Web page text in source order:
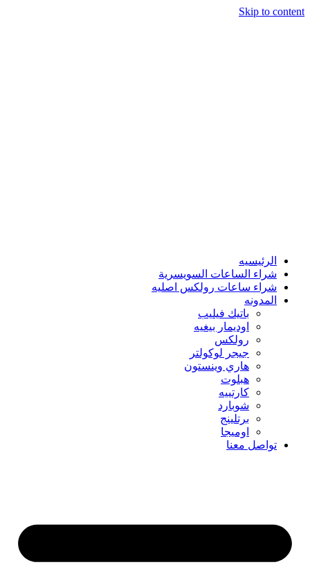
Skip to content
الرئيسيه
شراء الساعات السويسرية
شراء ساعات رولكس اصليه
المدونه
باتيك فيليب
اوديمار بيغيه
رولكس
جيجر لوكولتر
هاري وينستون
هبلوت
كارتييه
شوبارد
برتلينج
اوميجا
تواصل معنا